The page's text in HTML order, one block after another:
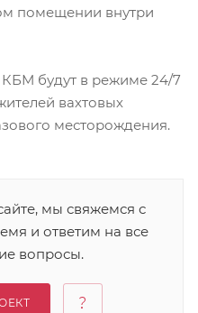
помещении внутри
будут в режиме 24/7
вахтовых
месторождения.
мы свяжемся с
и ответим на все
вопросы.